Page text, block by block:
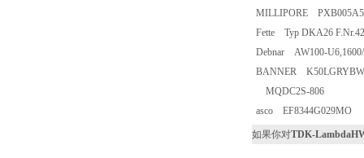
MILLIPORE PXB005A50
Fette Typ DKA26
Debnar AW100-
BANNER
MQDC2S-806
asco EF8344G029MO
如果你对TDK-